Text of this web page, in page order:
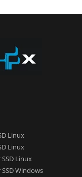
Linux
Linux
Linux
Windows